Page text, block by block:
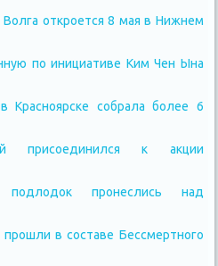
откроется 8 мая в Нижнем
по инициативе Ким Чен Ына
Красноярске собрала более 6
присоединился к акции
пронеслись над
в составе Бессмертного